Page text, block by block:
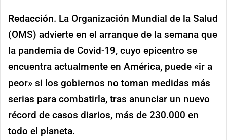
Redacción. La Organización Mundial de la Salud
(OMS) advierte en el arranque de la semana que
la pandemia de Covid-19, cuyo epicentro se
encuentra actualmente en América, puede «ir a
peor» si los gobiernos no toman medidas más
serias para combatirla, tras anunciar un nuevo
récord de casos diarios, más de 230.000 en
todo el planeta.